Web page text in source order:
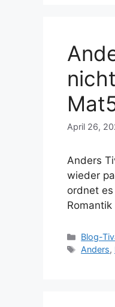
April 26,
Anders
wieder
ordnet
Blog-
Anders,